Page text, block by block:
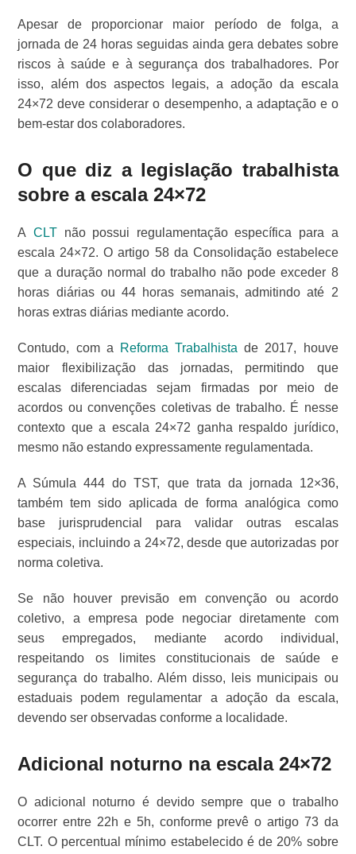
Apesar de proporcionar maior período de folga, a
jornada de 24 horas seguidas ainda gera debates sobre
riscos à saúde e à segurança dos trabalhadores. Por
isso, além dos aspectos legais, a adoção da escala
24×72 deve considerar o desempenho, a adaptação e o
bem-estar dos colaboradores.
O que diz a legislação trabalhista
sobre a escala 24×72
ACLT não possui regulamentação específica para a
escala 24×72. O artigo 58 da Consolidação estabelece
que a duração normal do trabalho não pode exceder 8
horas diárias ou 44 horas semanais, admitindo até 2
horas extras diárias mediante acordo.
Contudo, com a Reforma Trabalhista de 2017, houve
maior flexibilização das jornadas, permitindo que
escalas diferenciadas sejam firmadas por meio de
acordos ou convenções coletivas de trabalho. É nesse
contexto que a escala 24×72 ganha respaldo jurídico,
mesmo não estando expressamente regulamentada.
A Súmula 444 do TST, que trata da jornada 12×36,
também tem sido aplicada de forma analógica como
base jurisprudencial para validar outras escalas
especiais, incluindo a 24×72, desde que autorizadas por
norma coletiva.
Se não houver previsão em convenção ou acordo
coletivo, a empresa pode negociar diretamente com
seus empregados, mediante acordo individual,
respeitando os limites constitucionais de saúde e
segurança do trabalho. Além disso, leis municipais ou
estaduais podem regulamentar a adoção da escala,
devendo ser observadas conforme a localidade.
Adicional noturno na escala 24×72
O adicional noturno é devido sempre que o trabalho
ocorrer entre 22h e 5h, conforme prevê o artigo 73 da
CLT. O percentual mínimo estabelecido é de 20% sobre